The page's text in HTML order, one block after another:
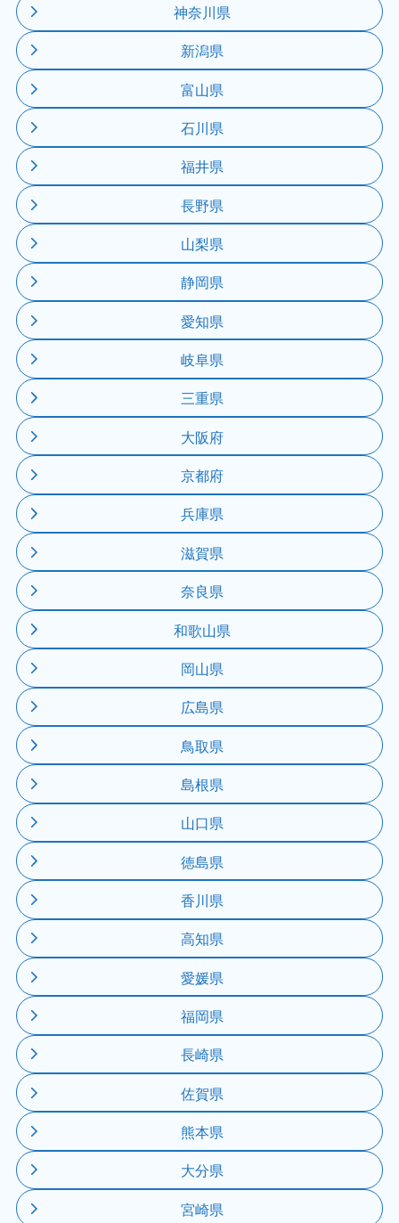
神奈川県
新潟県
富山県
石川県
福井県
長野県
山梨県
静岡県
愛知県
岐阜県
三重県
大阪府
京都府
兵庫県
滋賀県
奈良県
和歌山県
岡山県
広島県
鳥取県
島根県
山口県
徳島県
香川県
高知県
愛媛県
福岡県
長崎県
佐賀県
熊本県
大分県
宮崎県